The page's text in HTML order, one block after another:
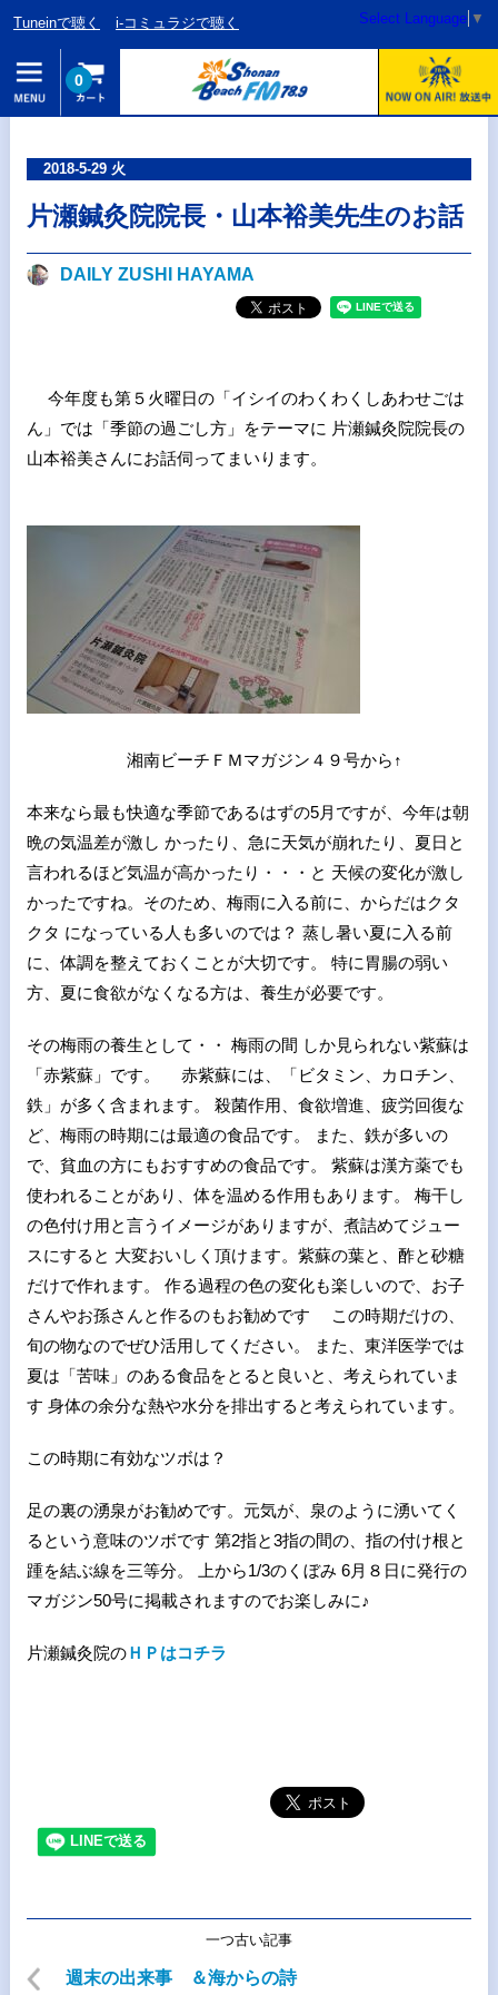
Tuneinで聴く i-コミュラジで聴く Select Language ▼
0
2018-5-29 火
片瀬鍼灸院院長・山本裕美先生のお話
DAILY ZUSHI HAYAMA
今年度も第５火曜日の「イシイのわくわくしあわせごは
ん」では「季節の過ごし方」をテーマに 片瀬鍼灸院院長の
山本裕美さんにお話伺ってまいります。
湘南ビーチＦＭマガジン４９号から↑
本来なら最も快適な季節であるはずの5月ですが、今年は朝
晩の気温差が激し かったり、急に天気が崩れたり、夏日と
言われるほど気温が高かったり・・・と 天候の変化が激し
かったですね。そのため、梅雨に入る前に、からだはクタ
クタ になっている人も多いのでは？ 蒸し暑い夏に入る前
に、体調を整えておくことが大切です。 特に胃腸の弱い
方、夏に食欲がなくなる方は、養生が必要です。
その梅雨の養生として・・ 梅雨の間 しか見られない紫蘇は
「赤紫蘇」です。 赤紫蘇には、「ビタミン、カロチン、
鉄」が多く含まれます。 殺菌作用、食欲増進、疲労回復な
ど、梅雨の時期には最適の食品です。 また、鉄が多いの
で、貧血の方にもおすすめの食品です。 紫蘇は漢方薬でも
使われることがあり、体を温める作用もあります。 梅干し
の色付け用と言うイメージがありますが、煮詰めてジュー
スにすると 大変おいしく頂けます。紫蘇の葉と、酢と砂糖
だけで作れます。 作る過程の色の変化も楽しいので、お子
さんやお孫さんと作るのもお勧めです この時期だけの、
旬の物なのでぜひ活用してください。 また、東洋医学では
夏は「苦味」のある食品をとると良いと、考えられていま
す 身体の余分な熱や水分を排出すると考えられています。
この時期に有効なツボは？
足の裏の湧泉がお勧めです。元気が、泉のように湧いてく
るという意味のツボです 第2指と3指の間の、指の付け根と
踵を結ぶ線を三等分。 上から1/3のくぼみ 6月８日に発行の
マガジン50号に掲載されますのでお楽しみに♪
片瀬鍼灸院のＨＰはコチラ
一つ古い記事
週末の出来事 ＆海からの詩